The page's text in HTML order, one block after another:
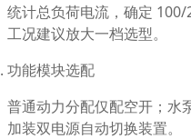
统计总负荷电流，确定
工况建议放大一档选型。
功能模块选配
普通动力分配仅配空开；水
加装双电源自动切换装置。